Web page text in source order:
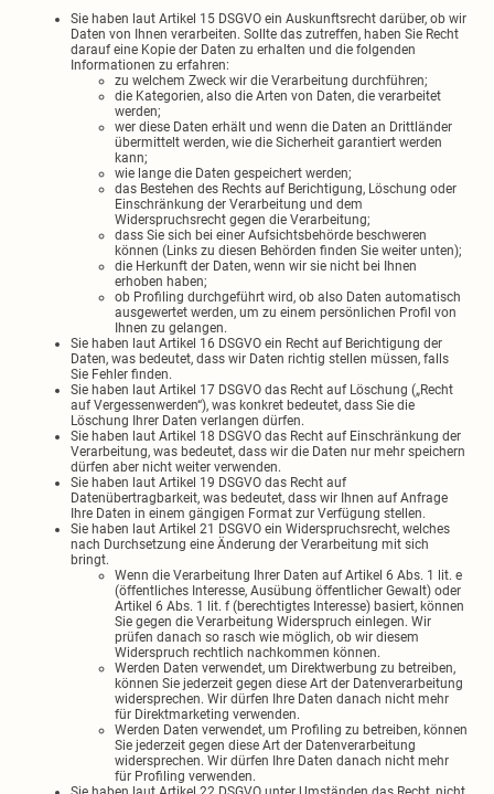
Sie haben laut Artikel 15 DSGVO ein Auskunftsrecht darüber, ob wir
Daten von Ihnen verarbeiten. Sollte das zutreffen, haben Sie Recht
darauf eine Kopie der Daten zu erhalten und die folgenden
Informationen zu erfahren:
zu welchem Zweck wir die Verarbeitung durchführen;
die Kategorien, also die Arten von Daten, die verarbeitet
werden;
wer diese Daten erhält und wenn die Daten an Drittländer
übermittelt werden, wie die Sicherheit garantiert werden
kann;
wie lange die Daten gespeichert werden;
das Bestehen des Rechts auf Berichtigung, Löschung oder
Einschränkung der Verarbeitung und dem
Widerspruchsrecht gegen die Verarbeitung;
dass Sie sich bei einer Aufsichtsbehörde beschweren
können (Links zu diesen Behörden finden Sie weiter unten);
die Herkunft der Daten, wenn wir sie nicht bei Ihnen
erhoben haben;
ob Profiling durchgeführt wird, ob also Daten automatisch
ausgewertet werden, um zu einem persönlichen Profil von
Ihnen zu gelangen.
Sie haben laut Artikel 16 DSGVO ein Recht auf Berichtigung der
Daten, was bedeutet, dass wir Daten richtig stellen müssen, falls
Sie Fehler finden.
Sie haben laut Artikel 17 DSGVO das Recht auf Löschung („Recht
auf Vergessenwerden“), was konkret bedeutet, dass Sie die
Löschung Ihrer Daten verlangen dürfen.
Sie haben laut Artikel 18 DSGVO das Recht auf Einschränkung der
Verarbeitung, was bedeutet, dass wir die Daten nur mehr speichern
dürfen aber nicht weiter verwenden.
Sie haben laut Artikel 19 DSGVO das Recht auf
Datenübertragbarkeit, was bedeutet, dass wir Ihnen auf Anfrage
Ihre Daten in einem gängigen Format zur Verfügung stellen.
Sie haben laut Artikel 21 DSGVO ein Widerspruchsrecht, welches
nach Durchsetzung eine Änderung der Verarbeitung mit sich
bringt.
Wenn die Verarbeitung Ihrer Daten auf Artikel 6 Abs. 1 lit. e
(öffentliches Interesse, Ausübung öffentlicher Gewalt) oder
Artikel 6 Abs. 1 lit. f (berechtigtes Interesse) basiert, können
Sie gegen die Verarbeitung Widerspruch einlegen. Wir
prüfen danach so rasch wie möglich, ob wir diesem
Widerspruch rechtlich nachkommen können.
Werden Daten verwendet, um Direktwerbung zu betreiben,
können Sie jederzeit gegen diese Art der Datenverarbeitung
widersprechen. Wir dürfen Ihre Daten danach nicht mehr
für Direktmarketing verwenden.
Werden Daten verwendet, um Profiling zu betreiben, können
Sie jederzeit gegen diese Art der Datenverarbeitung
widersprechen. Wir dürfen Ihre Daten danach nicht mehr
für Profiling verwenden.